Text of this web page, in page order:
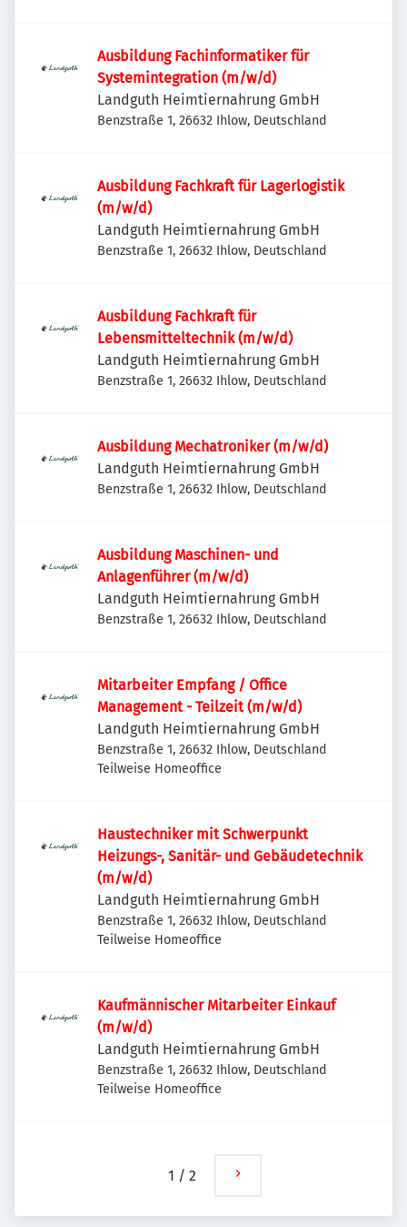
Ausbildung Fachinformatiker für
Systemintegration (m/w/d)
Landguth Heimtiernahrung GmbH
Benzstraße 1, 26632 Ihlow, Deutschland
Ausbildung Fachkraft für Lagerlogistik
(m/w/d)
Landguth Heimtiernahrung GmbH
Benzstraße 1, 26632 Ihlow, Deutschland
Ausbildung Fachkraft für
Lebensmitteltechnik (m/w/d)
Landguth Heimtiernahrung GmbH
Benzstraße 1, 26632 Ihlow, Deutschland
Ausbildung Mechatroniker (m/w/d)
Landguth Heimtiernahrung GmbH
Benzstraße 1, 26632 Ihlow, Deutschland
Ausbildung Maschinen- und
Anlagenführer (m/w/d)
Landguth Heimtiernahrung GmbH
Benzstraße 1, 26632 Ihlow, Deutschland
Mitarbeiter Empfang / Office
Management - Teilzeit (m/w/d)
Landguth Heimtiernahrung GmbH
Benzstraße 1, 26632 Ihlow, Deutschland
Teilweise Homeoffice
Haustechniker mit Schwerpunkt
Heizungs-, Sanitär- und Gebäudetechnik
(m/w/d)
Landguth Heimtiernahrung GmbH
Benzstraße 1, 26632 Ihlow, Deutschland
Teilweise Homeoffice
Kaufmännischer Mitarbeiter Einkauf
(m/w/d)
Landguth Heimtiernahrung GmbH
Benzstraße 1, 26632 Ihlow, Deutschland
Teilweise Homeoffice
1 / 2